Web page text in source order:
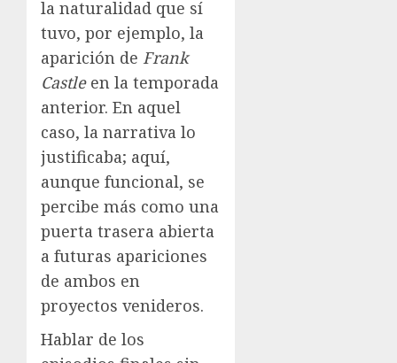
la naturalidad que sí
tuvo, por ejemplo, la
aparición de Frank
Castleen la temporada
anterior. En aquel
caso, la narrativa lo
justificaba; aquí,
aunque funcional, se
percibe más como una
puerta trasera abierta
a futuras apariciones
de ambos en
proyectos venideros.
Hablar de los